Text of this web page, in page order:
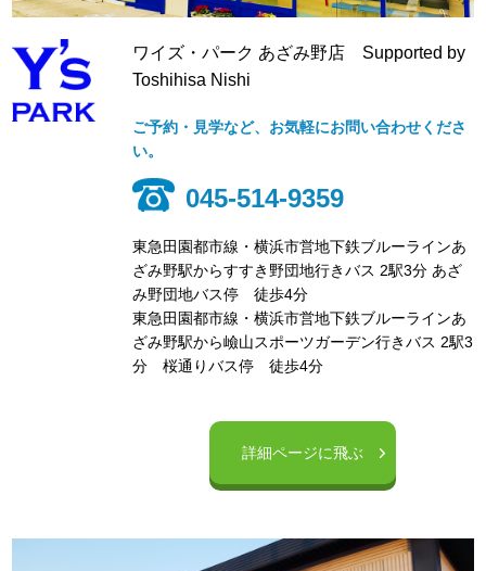
ワイズ・パーク あざみ野店 Supported by
Toshihisa Nishi
ご予約・見学など、お気軽にお問い合わせくださ
い。
045-514-9359
東急田園都市線・横浜市営地下鉄ブルーラインあ
ざみ野駅からすすき野団地行きバス 2駅3分 あざ
み野団地バス停 徒歩4分
東急田園都市線・横浜市営地下鉄ブルーラインあ
ざみ野駅から嶮山スポーツガーデン行きバス 2駅3
分 桜通りバス停 徒歩4分
詳細ページに飛ぶ